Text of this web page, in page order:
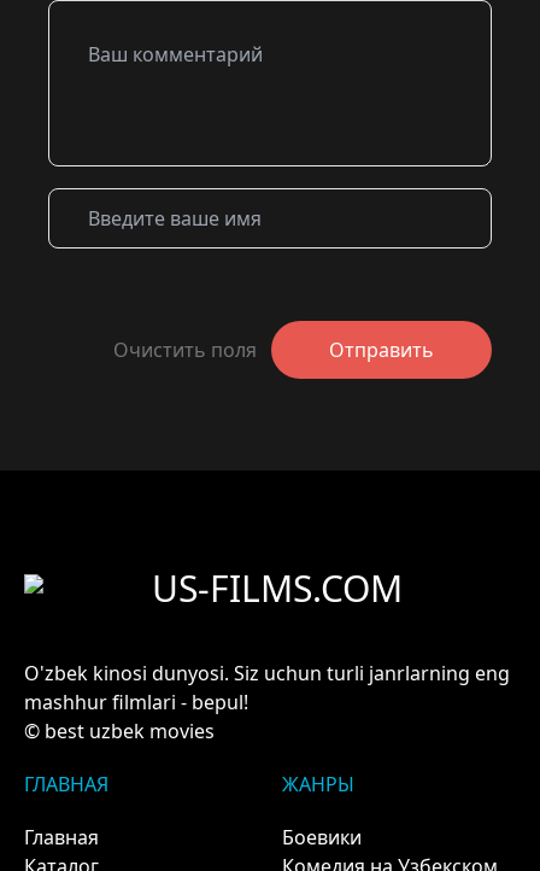
Очистить поля Отправить
US-FILMS.COM
O'zbek kinosi dunyosi. Siz uchun turli janrlarning eng
mashhur filmlari - bepul!
© best uzbek movies
ГЛАВНАЯ
Главная
ЖАНРЫ
Боевики